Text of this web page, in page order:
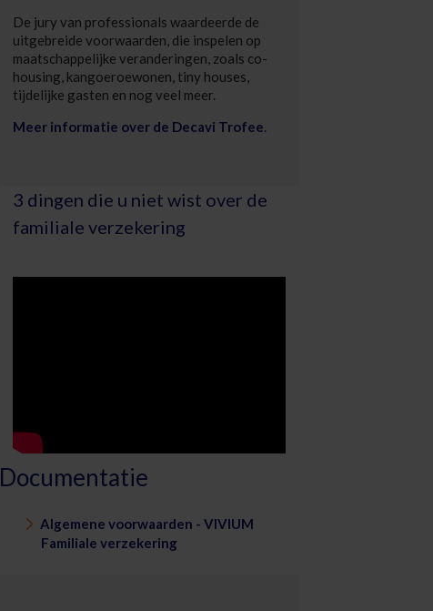
De jury van professionals waardeerde de
uitgebreide voorwaarden, die inspelen op
maatschappelijke veranderingen, zoals co-
housing, kangoeroewonen, tiny houses,
tijdelijke gasten en nog veel meer.
Meer informatie over de Decavi Trofee.
3 dingen die u niet wist over de
familiale verzekering
Documentatie
Algemene voorwaarden - VIVIUM
Familiale verzekering